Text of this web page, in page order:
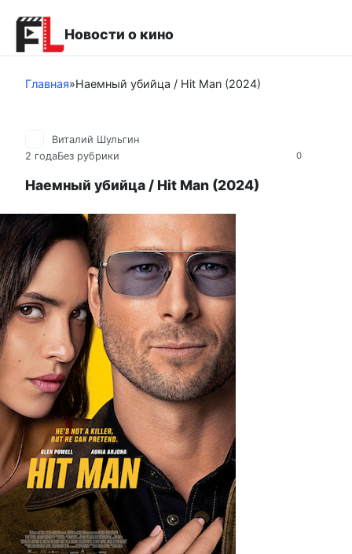
контенту
Новости о кино
Главная»Наемный убийца / Hit Man (2024)
0
Виталий Шульгин
2 годаБез рубрики
Наемный убийца / Hit Man (2024)